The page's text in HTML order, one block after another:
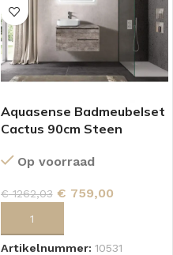
Aquasense Badmeubelset
Cactus 90cm Steen
Op voorraad
€1262,03 € 759,00
Artikelnummer: 10531